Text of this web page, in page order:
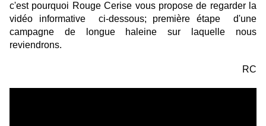
c'est pourquoi Rouge Cerise vous propose de regarder la
vidéo informative ci-dessous; première étape d'une
campagne de longue haleine sur laquelle nous
reviendrons.
RC